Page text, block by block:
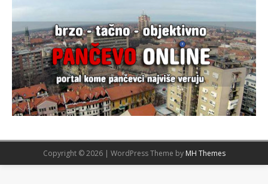
Copyright © 2026 | WordPress Theme by MH Themes